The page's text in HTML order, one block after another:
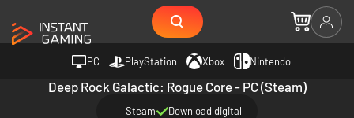
PC PlayStation Xbox Nintendo
Deep Rock Galactic: Rogue Core - PC (Steam)
Steam Download digital